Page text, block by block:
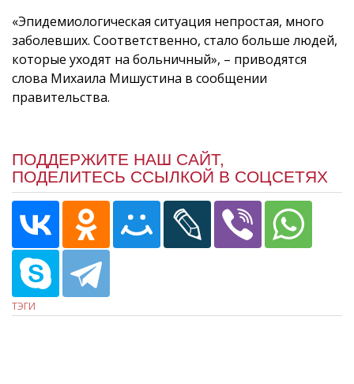
«Эпидемиологическая ситуация непростая, много
заболевших. Соответственно, стало больше людей,
которые уходят на больничный», – приводятся
слова Михаила Мишустина в сообщении
правительства.
ПОДДЕРЖИТЕ НАШ САЙТ,
ПОДЕЛИТЕСЬ ССЫЛКОЙ В СОЦСЕТЯХ
ТЭГИ